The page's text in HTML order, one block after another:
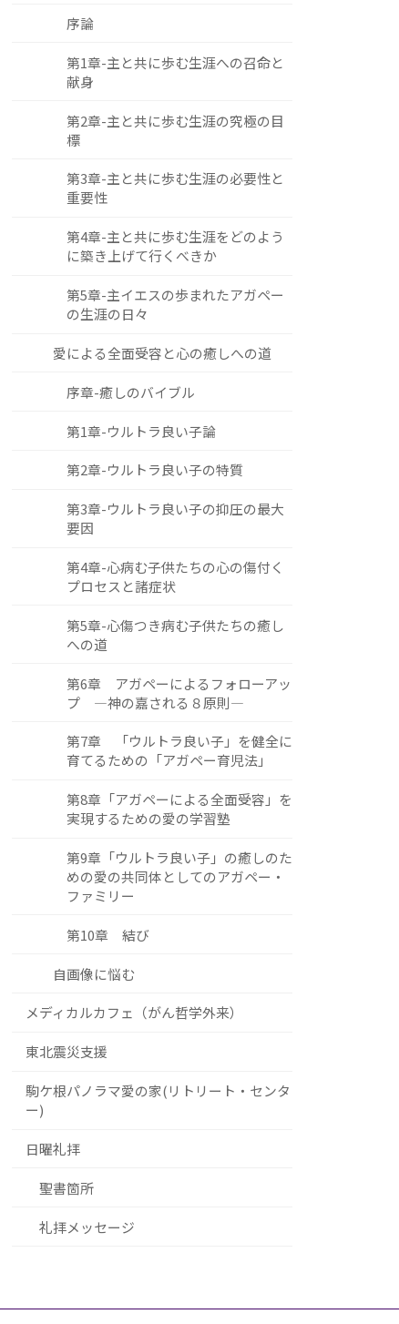
序論
第1章-主と共に歩む生涯への召命と
献身
第2章-主と共に歩む生涯の究極の目
標
第3章-主と共に歩む生涯の必要性と
重要性
第4章-主と共に歩む生涯をどのよう
に築き上げて行くべきか
第5章-主イエスの歩まれたアガペー
の生涯の日々
愛による全面受容と心の癒しへの道
序章-癒しのバイブル
第1章-ウルトラ良い子論
第2章-ウルトラ良い子の特質
第3章-ウルトラ良い子の抑圧の最大
要因
第4章-心病む子供たちの心の傷付く
プロセスと諸症状
第5章-心傷つき病む子供たちの癒し
への道
第6章 アガペーによるフォローアッ
プ ―神の嘉される８原則―
第7章 「ウルトラ良い子」を健全に
育てるための「アガペー育児法」
第8章「アガペーによる全面受容」を
実現するための愛の学習塾
第9章「ウルトラ良い子」の癒しのた
めの愛の共同体としてのアガペー・
ファミリー
第10章 結び
自画像に悩む
メディカルカフェ（がん哲学外来）
東北震災支援
駒ケ根パノラマ愛の家(リトリート・センタ
ー)
日曜礼拝
聖書箇所
礼拝メッセージ